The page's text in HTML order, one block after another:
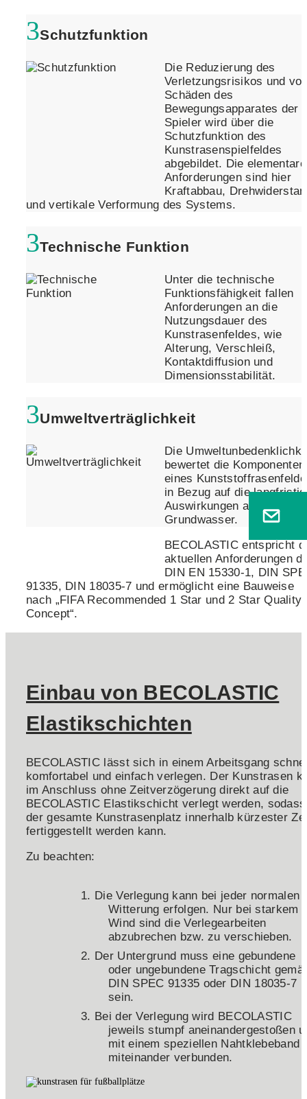
Schutzfunktion
Die Reduzierung des
Verletzungsrisikos und
Schäden des
Bewegungsapparates der
Spieler wird über die
Schutzfunktion des
Kunstrasenspielfeldes
abgebildet. Die
Anforderungen sind hier
Kraftabbau,
und vertikale Verformung des Systems.
Technische Funktion
Unter die technische
Funktionsfähigkeit fallen
Anforderungen an die
Nutzungsdauer des
Kunstrasenfeldes, wie
Alterung, Verschleiß,
Kontaktdiffusion und
Dimensionsstabilität.
Umweltverträglichkeit
Die
bewertet die Komponenten
eines
in Bezug auf die
Auswirkungen auf Boden
Grundwasser.
BECOLASTIC entspricht
aktuellen Anforderungen
DIN EN 15330-1, DIN
91335, DIN 18035-7 und ermöglicht eine Bauweise
nach „FIFA Recommended 1 Star und 2 Star Quality
Concept“.
Einbau von BECOLASTIC
Elastikschichten
BECOLASTIC lässt sich in einem Arbeitsgang
komfortabel und einfach verlegen. Der Kunstrasen
im Anschluss ohne Zeitverzögerung direkt auf die
BECOLASTIC Elastikschicht verlegt werden, sodass
der gesamte Kunstrasenplatz innerhalb kürzester
fertiggestellt werden kann.
Zu beachten:
Die Verlegung kann bei jeder normalen
Witterung erfolgen. Nur bei starkem
Wind sind die Verlegearbeiten
abzubrechen bzw. zu verschieben.
Der Untergrund muss eine gebundene
oder ungebundene Tragschicht
DIN SPEC 91335 oder DIN 18035-7
sein.
Bei der Verlegung wird BECOLASTIC
jeweils stumpf aneinandergestoßen
mit einem speziellen Nahtklebeband
miteinander verbunden.